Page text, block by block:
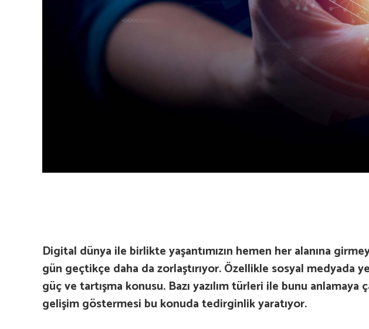
Digital dünya ile birlikte yaşantımızın hemen her alanına
gün geçtikçe daha da zorlaştırıyor. Özellikle sosyal medyada
güç ve tartışma konusu. Bazı yazılım türleri ile bunu
gelişim göstermesi bu konuda tedirginlik yaratıyor.